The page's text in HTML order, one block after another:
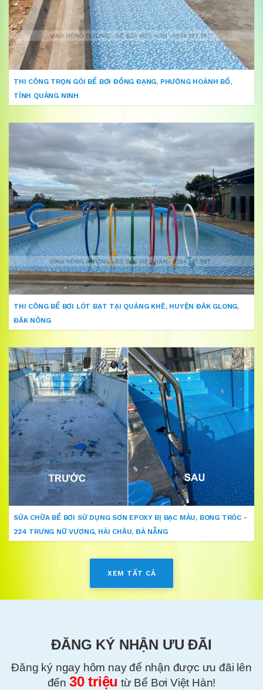
THI CÔNG TRỌN GÓI BỂ BƠI ĐỒNG ĐẠNG, PHƯỜNG HOÀNH BỒ,
TỈNH QUẢNG NINH
THI CÔNG BỂ BƠI LÓT BẠT TẠI QUẢNG KHÊ, HUYỆN ĐĂK GLONG,
ĐĂK NÔNG
SỬA CHỮA BỂ BƠI SỬ DỤNG SƠN EPOXY BỊ BẠC MÀU, BONG TRÓC -
224 TRƯNG NỮ VƯƠNG, HẢI CHÂU, ĐÀ NẴNG
XEM TẤT CẢ
ĐĂNG KÝ NHẬN ƯU ĐÃI
Đăng ký ngay hôm nay để nhận được ưu đãi lên
đến 30 triệu từ Bể Bơi Việt Hàn!